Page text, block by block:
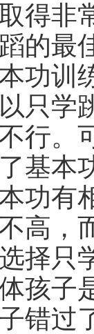
得非
的最
功训
只学
行。
基本
功有
高，
择只
孩子
错过